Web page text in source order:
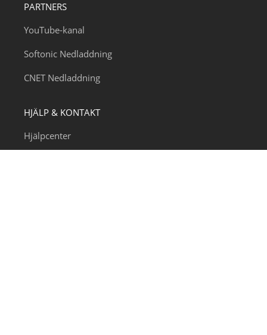
PARTNERS
YouTube-kanal
Softonic Nedladdning
CNET Nedladdning
HJÄLP & KONTAKT
Hjälpcenter